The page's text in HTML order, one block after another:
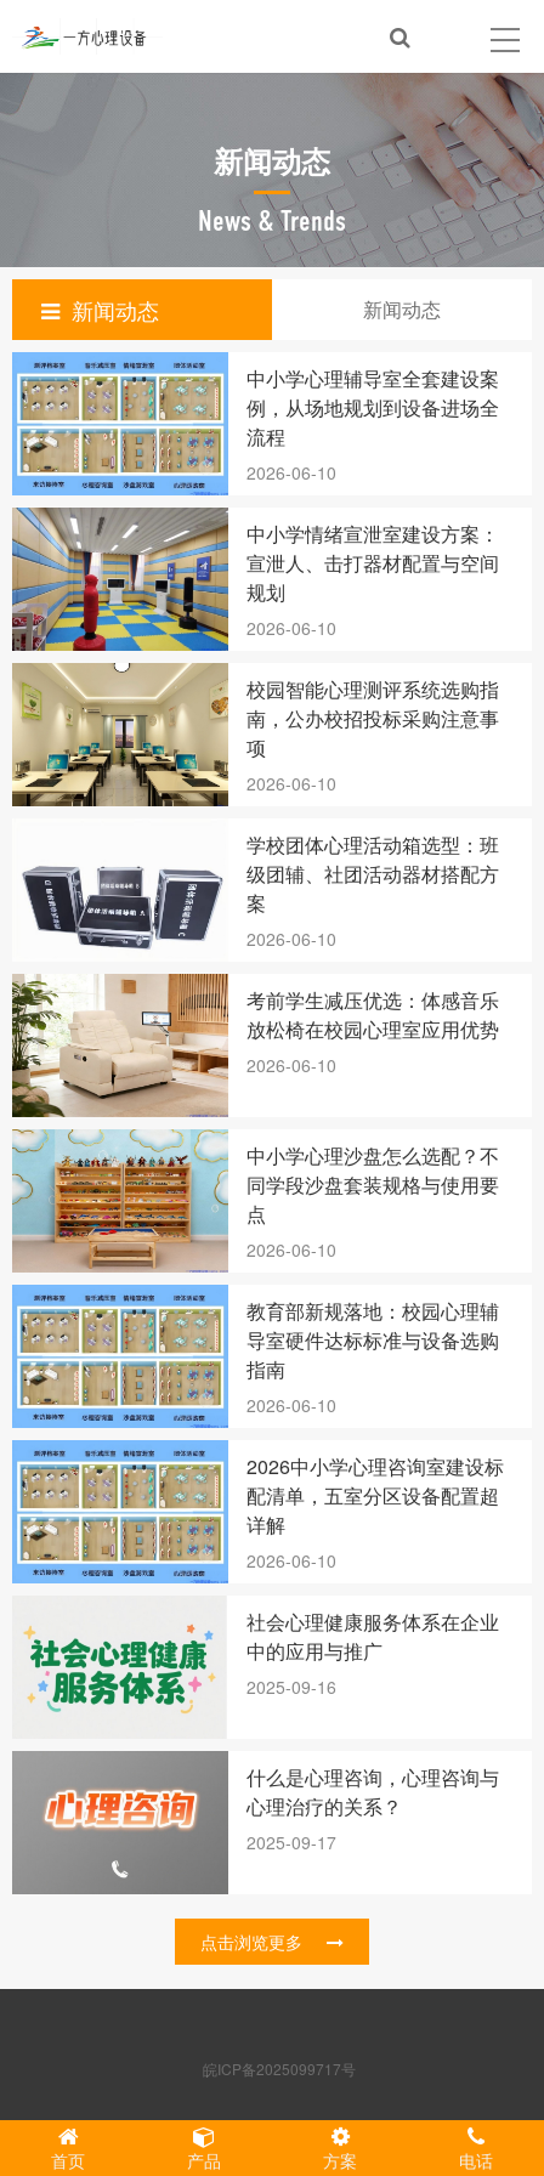
新闻动态
News & Trends
新闻动态 新闻动态
中小学心理辅导室全套建设案
例，从场地规划到设备进场全
流程
2026-06-10
中小学情绪宣泄室建设方案：
宣泄人、击打器材配置与空间
规划
2026-06-10
校园智能心理测评系统选购指
南，公办校招投标采购注意事
项
2026-06-10
学校团体心理活动箱选型：班
级团辅、社团活动器材搭配方
案
2026-06-10
考前学生减压优选：体感音乐
放松椅在校园心理室应用优势
2026-06-10
中小学心理沙盘怎么选配？不
同学段沙盘套装规格与使用要
点
2026-06-10
教育部新规落地：校园心理辅
导室硬件达标标准与设备选购
指南
2026-06-10
2026中小学心理咨询室建设标
配清单，五室分区设备配置超
详解
2026-06-10
社会心理健康服务体系在企业
中的应用与推广
2025-09-16
什么是心理咨询，心理咨询与
心理治疗的关系？
2025-09-17
点击浏览更多
皖ICP备2025099717号
首页 产品 方案 电话